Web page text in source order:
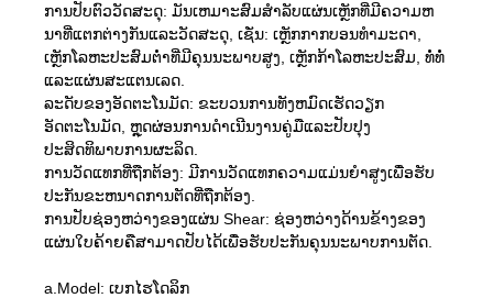
ການປັບຕົວວັດສະດຸ: ມັນເຫມາະສົມສໍາລັບແຜ່ນເຫຼັກທີ່ມີຄວາມຫ
ນາທີ່ແຕກຕ່າງກັນແລະວັດສະດຸ, ເຊັ່ນ: ເຫຼັກກາກບອນທໍາມະດາ,
ເຫຼັກໂລຫະປະສົມຕ່ໍາທີ່ມີຄຸນນະພາບສູງ, ເຫຼັກກ້າໂລຫະປະສົມ, ທໍ່ທໍ່
ແລະແຜ່ນສະແຕນເລດ.
ລະດັບຂອງອັດຕະໂນມັດ: ຂະບວນການທັງຫມົດເຮັດວຽກ
ອັດຕະໂນມັດ, ຫຼຸດຜ່ອນການດໍາເນີນງານຄູ່ມືແລະປັບປຸງ
ປະສິດທິພາບການຜະລິດ.
ການວັດແທກທີ່ຖືກຕ້ອງ: ມີການວັດແທກຄວາມແມ່ນຍໍາສູງເພື່ອຮັບ
ປະກັນຂະຫນາດການຕັດທີ່ຖືກຕ້ອງ.
ການປັບຊ່ອງຫວ່າງຂອງແຜ່ນ Shear: ຊ່ອງຫວ່າງດ້ານຂ້າງຂອງ
ແຜ່ນໃບຄ້າຍຄືສາມາດປັບໄດ້ເພື່ອຮັບປະກັນຄຸນນະພາບການຕັດ.
a.Model: ເບກໄຮໂດລິກ